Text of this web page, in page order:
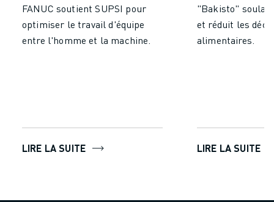
TÉMOIGNAGES
PIÈCES DE RECHANGE
REMISE À NEUF
FANUC soutient SUPSI pour
optimiser le travail d'équipe
entre l'homme et la machine.
LIRE LA SUITE
"Bakisto"
et réduit les
alimentaires.
LIRE LA SUITE